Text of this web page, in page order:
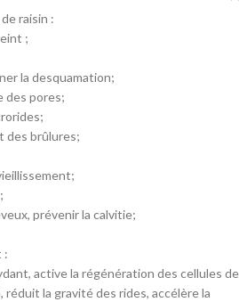
raisin :
;
la desquamation;
des pores;
des brûlures;
prévenir la calvitie;
:
active la régénération des cellules de
réduit la gravité des rides, accélère la